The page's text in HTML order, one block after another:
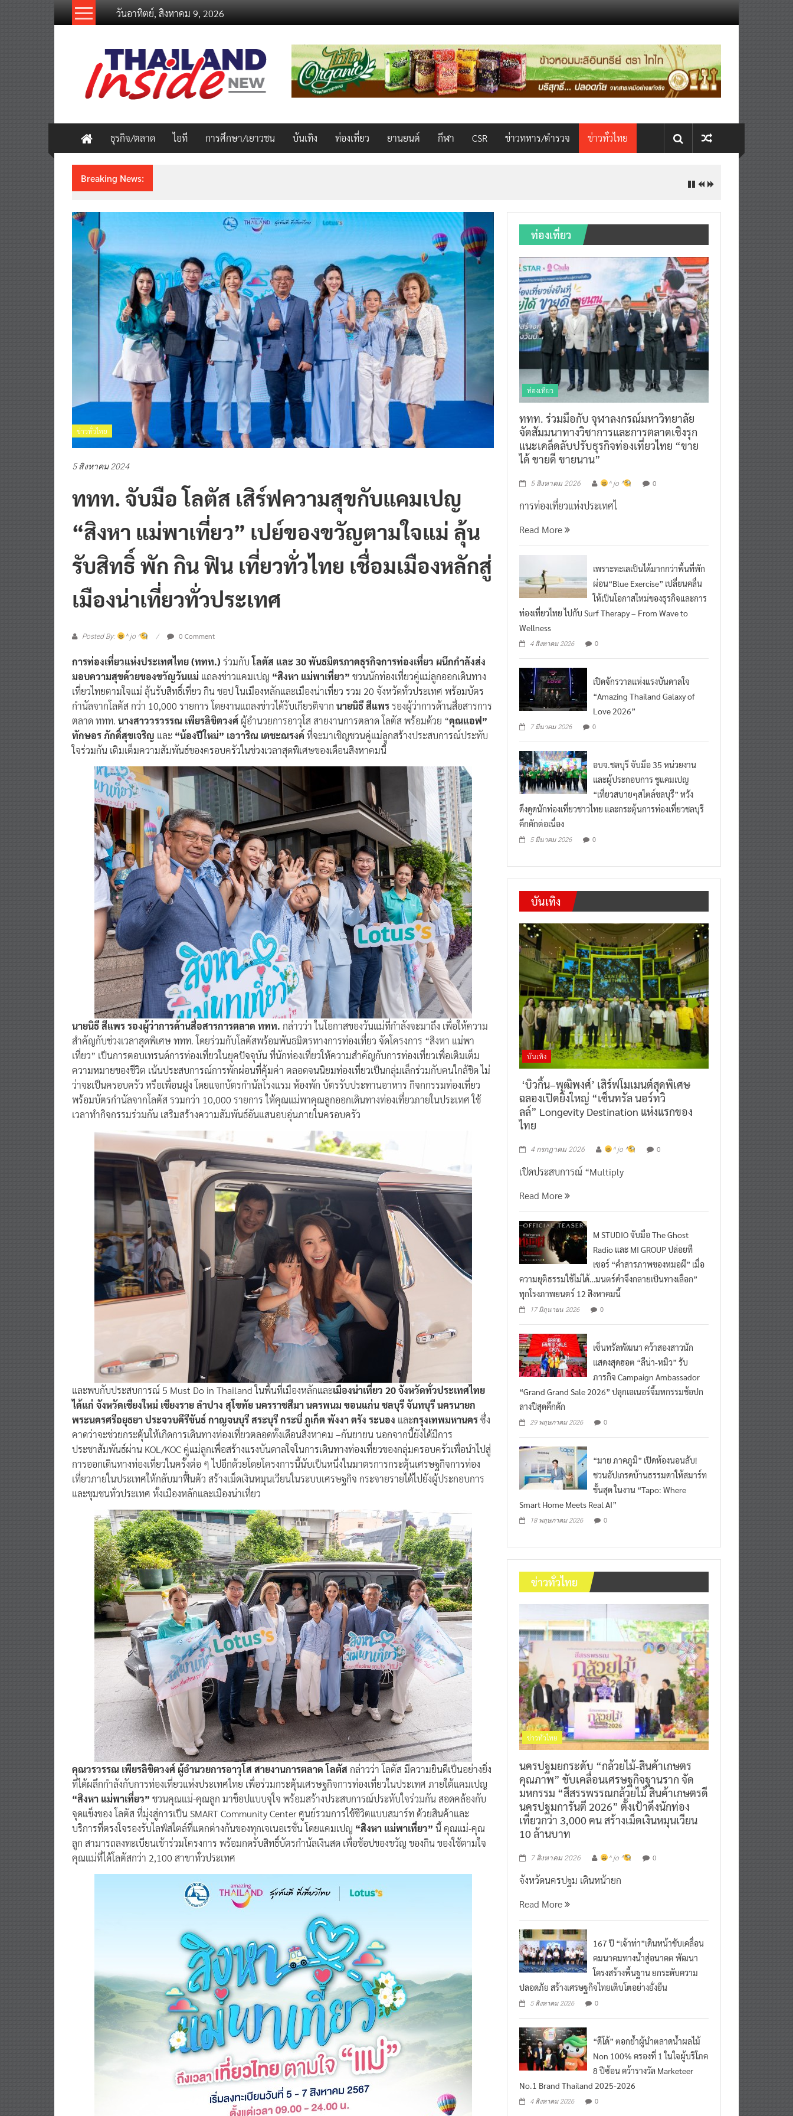
วันอาทิตย์, สิงหาคม 9, 2026
thailandinsidenew.com
Thailand
Inside
New
ธุรกิจ/ตลาด ไอที การศึกษา/เยาวชน บันเทิง ท่องเที่ยว ยานยนต์ กีฬา CSR ข่าวทหาร/ตำรวจ ข่าวทั่วไทย
Breaking News:
ททท. จับมือ โลตัส เสิร์ฟความสุขกับแคมเปญ
“สิงหา แม่พาเที่ยว” เปย์ของขวัญตามใจแม่ ลุ้น
รับสิทธิ์ พัก กิน ฟิน เที่ยวทั่วไทย เชื่อมเมืองหลักสู่
เมืองน่าเที่ยวทั่วประเทศ
การท่องเที่ยวแห่งประเทศไทย (ททท.)
โลตัส และ 30 พันธมิตรภาคธุรกิจการท่องเที่ยว ผนึกกำลังส่ง
มอบความสุขด้วยของขวัญวันแม่แถลงข่าวแคมเปญ“สิงหา แม่พาเที่ยว” ชวนนักท่องเที่ยวคู่แม่ลูกออกเดินทาง
เที่ยวไทยตามใจแม่ ลุ้นรับสิทธิ์เที่ยว กิน ชอป ในเมืองหลักและเมืองน่าเที่ยว รวม 20 จังหวัดทั่วประเทศ พร้อมบัตร
กำนัลจากโลตัส กว่า 10,000 รายการ โดยงานแถลงข่าวได้รับเกียรติจากนายนิธี สีแพรรองผู้ว่าการด้านสื่อสารการ
ตลาด ททท.นางสาววรวรรณ เพียรลิขิตวงศ์ผู้อำนวยการอาวุโส สายงานการตลาด โลตัส พร้อมด้วย “คุณแอฟ”
ทักษอร ภักดิ์สุขเจริญและ“น้องปีใหม่” เอวาริณ เตชะณรงค์ที่จะมาเชิญชวนคู่แม่ลูกสร้างประสบการณ์ประทับ
ใจร่วมกัน เติมเต็มความสัมพันธ์ของครอบครัวในช่วงเวลาสุดพิเศษของเดือนสิงหาคมนี้
นายนิธี สีแพร รองผู้ว่าการด้านสื่อสารการตลาด ททท.กล่าวว่า ในโอกาสของวันแม่ที่กำลังจะมาถึง เพื่อให้ความ
สำคัญกับช่วงเวลาสุดพิเศษ ททท. โดยร่วมกับโลตัสพร้อมพันธมิตรทางการท่องเที่ยว จัดโครงการ “สิงหา แม่พา
เที่ยว” เป็นการตอบเทรนด์การท่องเที่ยวในยุคปัจจุบัน ที่นักท่องเที่ยวให้ความสำคัญกับการท่องเที่ยวเพื่อเติมเต็ม
ความหมายของชีวิต เน้นประสบการณ์การพักผ่อนที่คุ้มค่า ตลอดจนนิยมท่องเที่ยวเป็นกลุ่มเล็กร่วมกับคนใกล้ชิด ไม่
ว่าจะเป็นครอบครัว หรือเพื่อนฝูง โดยแจกบัตรกำนัลโรงแรม ห้องพัก บัตรรับประทานอาหาร กิจกกรรมท่องเที่ยว
พร้อมบัตรกำนัลจากโลตัส รวมกว่า 10,000 รายการ ให้คุณแม่พาคุณลูกออกเดินทางท่องเที่ยวภายในประเทศ ใช้
เวลาทำกิจกรรมร่วมกัน เสริมสร้างความสัมพันธ์อันแสนอบอุ่นภายในครอบครัว
และพบกับประสบการณ์ 5 Must Do in Thailand ในพื้นที่เมืองหลักและเมืองน่าเที่ยว 20 จังหวัดทั่วประเทศไทย
ได้แก่ จังหวัดเชียงใหม่ เชียงราย ลำปาง สุโขทัย นครราชสีมา นครพนม ขอนแก่น ชลบุรี จันทบุรี นครนายก
พระนครศรีอยุธยา ประจวบคีรีขันธ์ กาญจนบุรี สระบุรี กระบี่ ภูเก็ต พังงา ตรัง ระนองและกรุงเทพมหานคร
ซึ่ง
คาดว่าจะช่วยกระตุ้นให้เกิดการเดินทางท่องเที่ยวตลอดทั้งเดือนสิงหาคม –กันยายน นอกจากนี้ยังได้มีการ
ประชาสัมพันธ์ผ่าน KOL/KOC คู่แม่ลูกเพื่อสร้างแรงบันดาลใจในการเดินทางท่องเที่ยวของกลุ่มครอบครัวเพื่อนำไปสู่
การออกเดินทางท่องเที่ยวในครั้งต่อ ๆ ไปอีกด้วยโดยโครงการนี้นับเป็นหนึ่งในมาตรการกระตุ้นเศรษฐกิจการท่อง
เที่ยวภายในประเทศให้กลับมาฟื้นตัว สร้างเม็ดเงินหมุนเวียนในระบบเศรษฐกิจ กระจายรายได้ไปยังผู้ประกอบการ
และชุมชนทั่วประเทศ ทั้งเมืองหลักและเมืองน่าเที่ยว
คุณวรวรรณ เพียรลิขิตวงศ์ ผู้อำนวยการอาวุโส สายงานการตลาด โลตัสกล่าวว่า โลตัส มีความยินดีเป็นอย่างยิ่ง
ที่ได้ผลึกกำลังกับการท่องเที่ยวแห่งประเทศไทย เพื่อร่วมกระตุ้นเศรษฐกิจการท่องเที่ยวในประเทศ ภายใต้แคมเปญ
“สิงหา แม่พาเที่ยว”ชวนคุณแม่-คุณลูก มาช็อปแบบจุใจ พร้อมสร้างประสบการณ์ประทับใจร่วมกัน สอดคล้องกับ
จุดแข็งของ โลตัส ที่มุ่งสู่การเป็น SMART Community Center ศูนย์รวมการใช้ชีวิตแบบสมาร์ท ด้วยสินค้าและ
บริการที่ตรงใจรองรับไลฟ์สไตล์ที่แตกต่างกันของทุกเจเนอเรชั่น โดยแคมเปญ“สิงหา แม่พาเที่ยว”นี้ คุณแม่-คุณ
ลูก สามารถลงทะเบียนเข้าร่วมโครงการ พร้อมกดรับสิทธิ์บัตรกำนัลเงินสด เพื่อช้อปของขวัญ ของกิน ของใช้ตามใจ
คุณแม่ที่ได้โลตัสกว่า 2,100 สาขาทั่วประเทศ
ท่องเที่ยว
ท่องเที่ยว
ททท. ร่วมมือกับ จุฬาลงกรณ์มหาวิทยาลัย
จัดสัมมนาทางวิชาการและการตลาดเชิงรุก
แนะเคล็ดลับปรับธุรกิจท่องเที่ยวไทย “ขาย
ได้ ขายดี ขายนาน”
การท่องเที่ยวแห่งประเทศไ
ผ่อน“Blue Exercise” เปลี่ยนคลื่น
ให้เป็นโอกาสใหม่ของธุรกิจและการ
ท่องเที่ยวไทย ไปกับ Surf Therapy – From Wave to
Wellness
“Amazing Thailand Galaxy of
Love 2026”
0
และผู้ประกอบการ ชูแคมเปญ
“เที่ยวสบายๆสไตล์ชลบุรี” หวัง
ดึงดูดนักท่องเที่ยวชาวไทย และกระตุ้นการท่องเที่ยวชลบุรี
คึกคักต่อเนื่อง
บันเทิง
บันเทิง
‘บิวกิ้น–พุฒิพงศ์’ เสิร์ฟโมเมนต์สุดพิเศษ
ฉลองเปิดยิ่งใหญ่ “เซ็นทรัล นอร์ทวิ
ลล์” Longevity Destination แห่งแรกของ
ไทย
เปิดประสบการณ์ “Multiply
Radio และ MI GROUP ปล่อยที
เซอร์ “คำสารภาพของหมอผี” เมื่อ
ความยุติธรรมใช้ไม่ได้…มนตร์ดำจึงกลายเป็นทางเลือก”
ทุกโรงภาพยนตร์ 12 สิงหาคมนี้
แสดงสุดฮอต “ลีน่า-หมิว” รับ
ภารกิจ Campaign Ambassador
“Grand Grand Sale 2026” ปลุกเอเนอร์จี้มหกรรมช้อปก
ลางปีสุดคึกคัก
29 พฤษภาคม 2026
ชวนอัปเกรดบ้านธรรมดาให้สมาร์ท
ขั้นสุด ในงาน “Tapo: Where
Smart Home Meets Real AI”
ข่าวทั่วไทย
ข่าวทั่วไทย
นครปฐมยกระดับ “กล้วยไม้-สินค้าเกษตร
คุณภาพ” ขับเคลื่อนเศรษฐกิจฐานราก จัด
มหกรรม “สีสรรพรรณกล้วยไม้ สินค้าเกษตรดี
นครปฐมการันตี 2026” ตั้งเป้าดึงนักท่อง
เที่ยวกว่า 3,000 คน สร้างเม็ดเงินหมุนเวียน
10 ล้านบาท
167 ปี “เจ้าท่า”เดินหน้าขับเคลื่อน
คมนาคมทางน้ำสู่อนาคต พัฒนา
โครงสร้างพื้นฐาน ยกระดับความ
ปลอดภัย สร้างเศรษฐกิจไทยเติบโตอย่างยั่งยืน
0
Non 100% ครองที่ 1 ในใจผู้บริโภค
8 ปีซ้อน คว้ารางวัล Marketeer
No.1 Brand Thailand 2025-2026
0